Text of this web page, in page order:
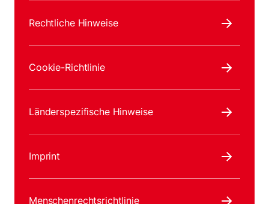
Rechtliche Hinweise
Cookie-Richtlinie
Länderspezifische Hinweise
Imprint
Menschenrechtsrichtlinie